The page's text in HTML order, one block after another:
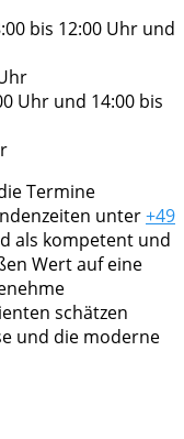
bis 12:00 Uhr und
Uhr und 14:00 bis
Termine
unter+49
als kompetent und
Wert auf eine
schätzen
und die moderne